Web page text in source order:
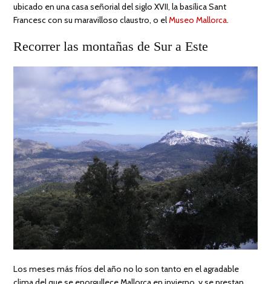
ubicado en una casa señorial del siglo XVII, la basílica Sant
Francesc con su maravilloso claustro, o elMuseo Mallorca.
Recorrer las montañas de Sur a Este
Los meses más fríos del año no lo son tanto en el agradable